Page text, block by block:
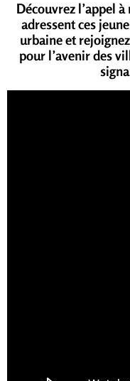
Découvrez l’appel
adressent ces
urbaine et r
pour l’avenir des